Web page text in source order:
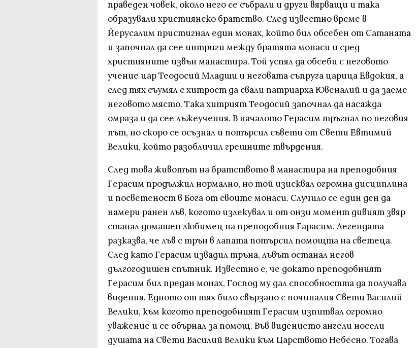
праведен човек, около него се събрали и други вярващи и така
образували християнско братство. След известно време в
Йерусалим пристигнал един монах, който бил обсебен от Сатаната
и започнал да сее интриги между братята монаси и сред
християните извън манастира. Той успял да обсеби с неговото
учение цар Теодосий Младши и неговата съпруга царица Евдокия, а
след тях съумял с хитрост да свали патриарха Ювеналий и да заеме
неговото място. Така хитрият Теодосий започнал да насажда
омраза и да сее лъжеучения. В началото Герасим тръгнал по неговия
път, но скоро се осъзнал и потърсил съвети от Свети Евтимий
Велики, който разобличил грешните твърдения.
След това животът на братството в манастира на преподобния
Герасим продължил нормално, но той изисквал огромна дисциплина
и посветеност в Бога от своите монаси. Случило се един ден да
намери ранен лъв, когото излекувал и от онзи момент дивият звяр
станал домашен любимец на преподобния Гарасим. Легендата
разказва, че лъв с трън в лапата потърсил помощта на светеца.
След като Герасим извадил тръна, лъвът останал негов
дългогодишен спътник. Известно е, че докато преподобният
Герасим бил предан монах, Господ му дал способността да получава
видения. Едното от тях било свързано с починалия Свети Василий
Велики, към когото преподобният Герасим изпитвал огромно
уважение и се обърнал за помощ. Във видението ангели носели
душата на Свети Василий Велики към Царството Небесно. Тогава